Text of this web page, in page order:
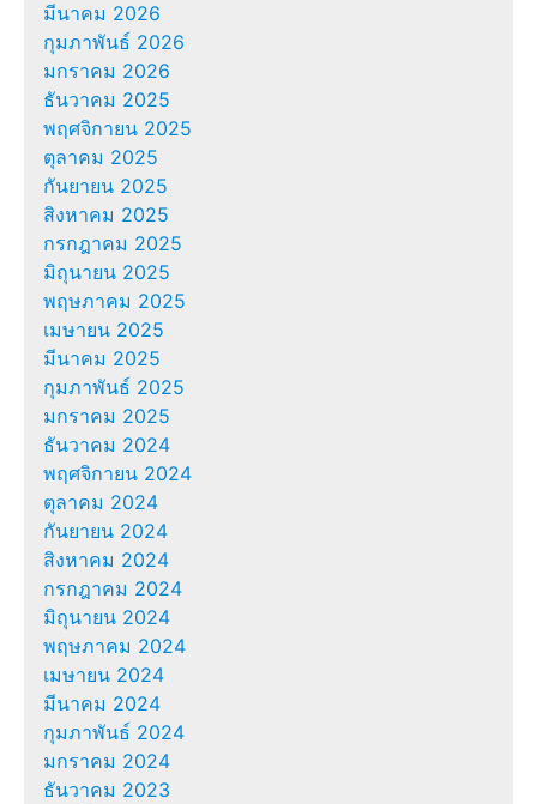
มีนาคม 2026
กุมภาพันธ์ 2026
มกราคม 2026
ธันวาคม 2025
พฤศจิกายน 2025
ตุลาคม 2025
กันยายน 2025
สิงหาคม 2025
กรกฎาคม 2025
มิถุนายน 2025
พฤษภาคม 2025
เมษายน 2025
มีนาคม 2025
กุมภาพันธ์ 2025
มกราคม 2025
ธันวาคม 2024
พฤศจิกายน 2024
ตุลาคม 2024
กันยายน 2024
สิงหาคม 2024
กรกฎาคม 2024
มิถุนายน 2024
พฤษภาคม 2024
เมษายน 2024
มีนาคม 2024
กุมภาพันธ์ 2024
มกราคม 2024
ธันวาคม 2023